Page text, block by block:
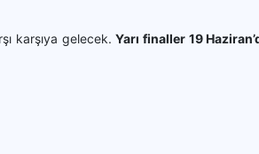
karşıya gelecek.Yarı finaller 19